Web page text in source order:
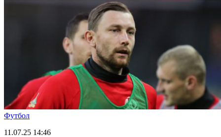
Футбол
11.07.25 14:46